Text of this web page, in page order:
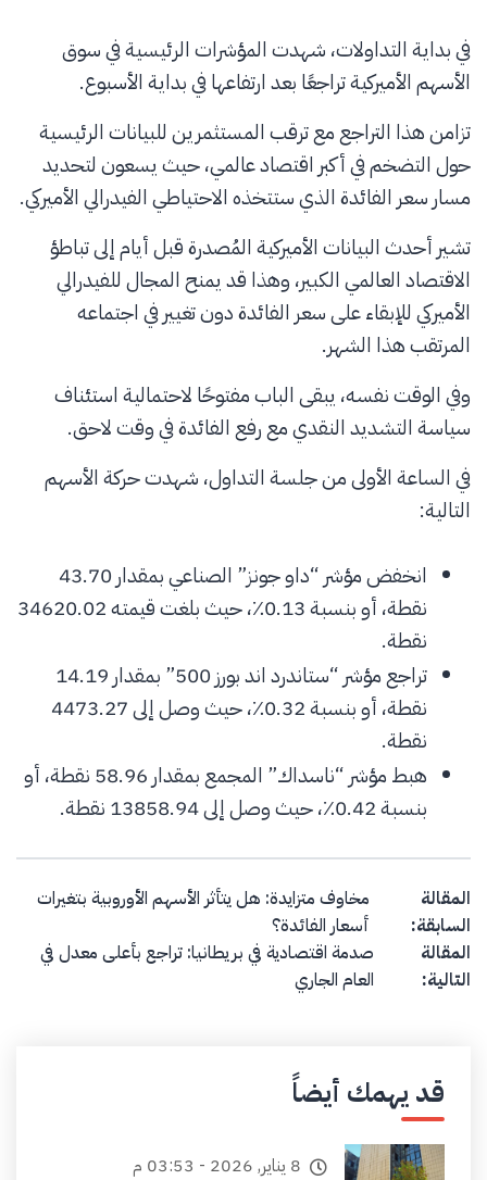
في بداية التداولات، شهدت المؤشرات الرئيسية في سوق
الأسهم الأميركية تراجعًا بعد ارتفاعها في بداية الأسبوع.
تزامن هذا التراجع مع ترقب المستثمرين للبيانات الرئيسية
حول التضخم في أكبر اقتصاد عالمي، حيث يسعون لتحديد
مسار سعر الفائدة الذي ستتخذه الاحتياطي الفيدرالي الأميركي.
تشير أحدث البيانات الأميركية المُصدرة قبل أيام إلى تباطؤ
الاقتصاد العالمي الكبير، وهذا قد يمنح المجال للفيدرالي
الأميركي للإبقاء على سعر الفائدة دون تغيير في اجتماعه
المرتقب هذا الشهر.
وفي الوقت نفسه، يبقى الباب مفتوحًا لاحتمالية استئناف
سياسة التشديد النقدي مع رفع الفائدة في وقت لاحق.
في الساعة الأولى من جلسة التداول، شهدت حركة الأسهم
التالية:
انخفض مؤشر “داو جونز” الصناعي بمقدار 43.70
نقطة، أو بنسبة 0.13٪، حيث بلغت قيمته 34620.02
نقطة.
تراجع مؤشر “ستاندرد اند بورز 500” بمقدار 14.19
نقطة، أو بنسبة 0.32٪، حيث وصل إلى 4473.27
نقطة.
هبط مؤشر “ناسداك” المجمع بمقدار 58.96 نقطة، أو
بنسبة 0.42٪، حيث وصل إلى 13858.94 نقطة.
Post navigation
المقالة
السابقة:
مخاوف متزايدة: هل يتأثر الأسهم الأوروبية بتغيرات
أسعار الفائدة؟
المقالة
التالية:
صدمة اقتصادية في بريطانيا: تراجع بأعلى معدل في
العام الجاري
قد يهمك أيضاً
8 يناير, 2026 - 03:53 م